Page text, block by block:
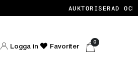
AUKTORISERAD OCH
Logga in Favoriter
0